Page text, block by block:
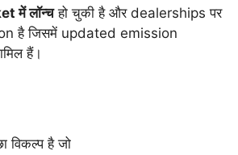
में लॉन्चहो चुकी है और dealerships पर
है जिसमें updated emission
हैं।
है जो